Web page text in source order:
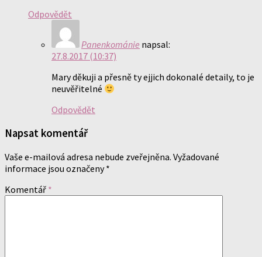
Odpovědět
Panenkománie napsal:
27.8.2017 (10:37)
Mary děkuji a přesně ty ejjich dokonalé detaily, to je
neuvěřitelné
Odpovědět
Napsat komentář
Vaše e-mailová adresa nebude zveřejněna. Vyžadované
informace jsou označeny*
Komentář *